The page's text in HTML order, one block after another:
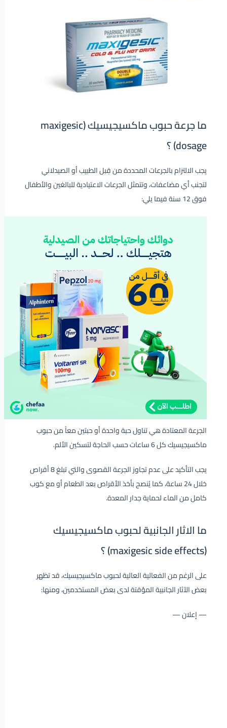
ما جرعة حبوب ماكسيجيسيك (maxigesic
dosage) ؟
يجب الالتزام بالجرعات المحددة من قِبل الطبيب أو الصيدلاني
لتجنب أي مضاعفات، وتتمثل الجرعات الاعتيادية للبالغين والأطفال
فوق 12 سنة فيما يلي:
الجرعة المعتادة هي تناول حبة واحدة أو حبتين معاً من حبوب
ماكسيجيسيك كل 6 ساعات حسب الحاجة لتسكين الألم.
يجب التأكيد على عدم تجاوز الجرعة القصوى والتي تبلغ 8 أقراص
خلال 24 ساعة، كما يُنصح بأخذ الأقراص بعد الطعام أو مع كوب
كامل من الماء لحماية جدار المعدة.
ما الاثار الجانبية لحبوب ماكسيجيسيك
(maxigesic side effects) ؟
على الرغم من الفعالية العالية لحبوب ماكسيجيسيك، قد تظهر
بعض الآثار الجانبية المؤقتة لدى بعض المستخدمين، ومنها:
— إعلان —